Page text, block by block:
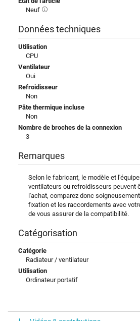
Neuf
Données techniques
Utilisation
CPU
Ventilateur
Oui
Refroidisseur
Non
Pâte thermique incluse
Non
Nombre de broches de la connexion
3
Remarques
Selon le fabricant, le modèle et
ventilateurs ou refroidisseurs peuvent
l'achat, comparez donc
fixation et les raccordements avec
de vous assurer de la compatibilité.
Catégorisation
Catégorie
Radiateur / ventilateur
Utilisation
Ordinateur portatif